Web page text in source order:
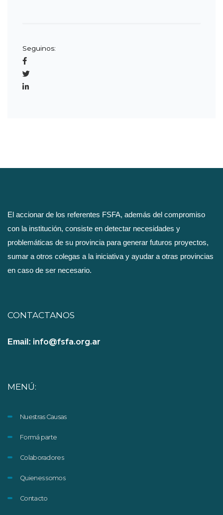
Seguinos:
El accionar de los referentes FSFA, además del compromiso
con la institución, consiste en detectar necesidades y
problemáticas de su provincia para generar futuros proyectos,
sumar a otros colegas a la iniciativa y ayudar a otras provincias
en caso de ser necesario.
CONTACTANOS
Email: info@fsfa.org.ar
MENÚ:
Nuestras Causas
Formá parte
Colaboradores
Quienes somos
Contacto